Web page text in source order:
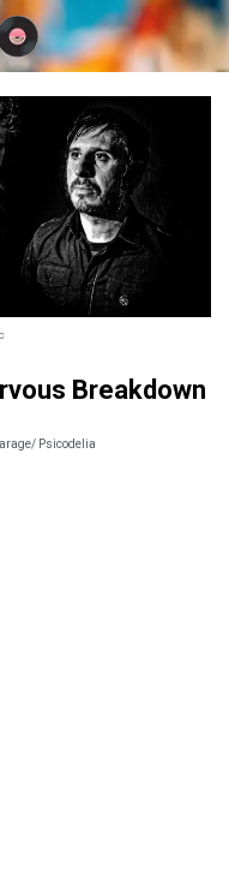
Breakdown
Psicodelia